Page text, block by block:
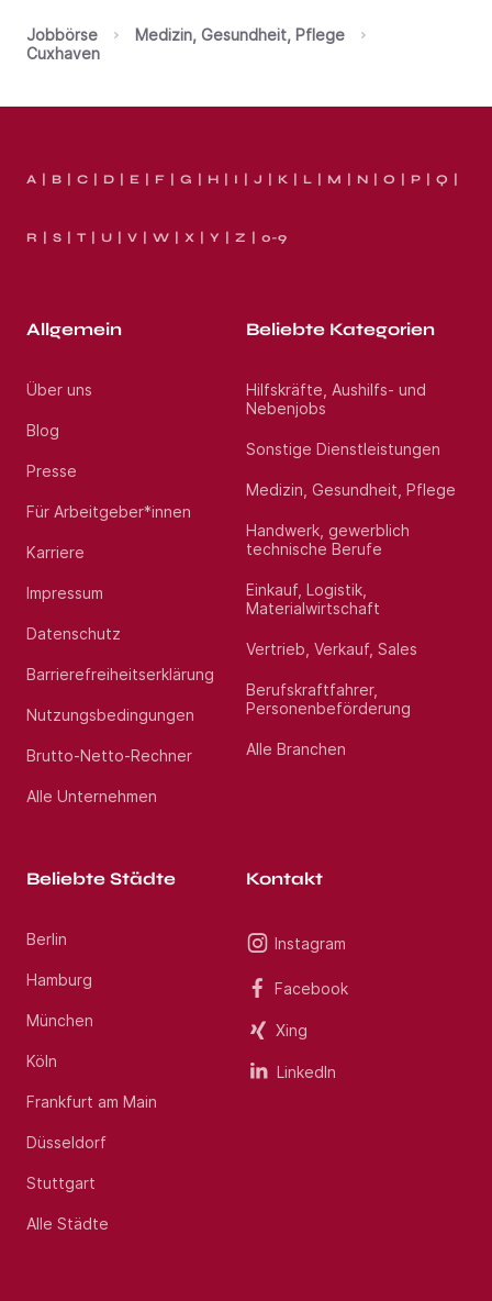
Jobbörse
Medizin, Gesundheit, Pflege
Cuxhaven
A B C D E F G H I J K L M N O P Q
R S T U V W X Y Z 0-9
Allgemein
Über uns
Blog
Presse
Für Arbeitgeber*innen
Karriere
Impressum
Datenschutz
Barrierefreiheitserklärung
Nutzungsbedingungen
Brutto-Netto-Rechner
Alle Unternehmen
Beliebte Kategorien
Hilfskräfte, Aushilfs- und
Nebenjobs
Sonstige Dienstleistungen
Medizin, Gesundheit, Pflege
Handwerk, gewerblich
technische Berufe
Einkauf, Logistik,
Materialwirtschaft
Vertrieb, Verkauf, Sales
Berufskraftfahrer,
Personenbeförderung
Alle Branchen
Beliebte Städte
Berlin
Hamburg
München
Köln
Frankfurt am Main
Düsseldorf
Stuttgart
Alle Städte
Kontakt
Instagram
Facebook
Xing
LinkedIn